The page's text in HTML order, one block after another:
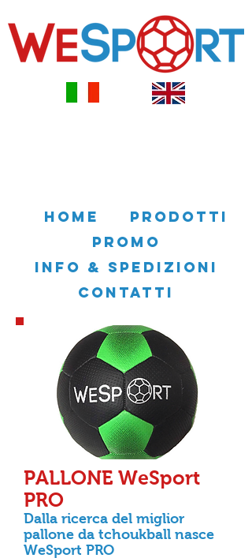
HOME
PRODOTTI
PROMO
INFO & SPEDIZIONI
CONTATTI
PALLONE WeSport
PRO
Dalla ricerca del miglior
pallone da tchoukball nasce
WeSport PRO